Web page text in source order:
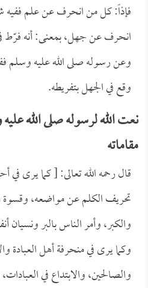
فإذاً: كل من انحرف عن علم ففيه
انحرف عن جهل، بمعنى: أنه فرّط
وعن رسوله صلى الله عليه وسلم
وقع في الجهل بتفريطه.
نعت الله لرسوله صلى الله
مقاماته
قال رحمه الله تعالى: [ كما يرى
تحريف الكلم عن مواضعه، وقسوة
والكبر، وأمر الناس بالبر
وكما يرى في منحرفة أهل العبادة
والصالحين، والابتداع في